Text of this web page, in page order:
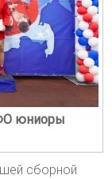
юниоры
сборной